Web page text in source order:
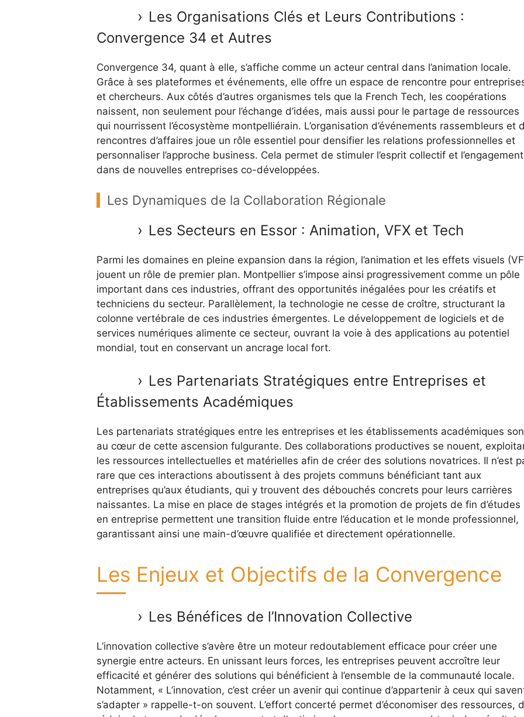
Les Organisations Clés et Leurs Contributions :
Convergence 34 et Autres
Convergence 34, quant à elle, s’affiche comme un acteur central dans l’animation locale.
Grâce à ses plateformes et événements, elle offre un espace de rencontre pour
et chercheurs. Aux côtés d’autres organismes tels que la French Tech, les coopérations
naissent, non seulement pour l’échange d’idées, mais aussi pour le partage de ressources
qui nourrissent l’écosystème montpelliérain. L’organisation d’événements rassembleurs et
rencontres d’affaires joue un rôle essentiel pour densifier les relations professionnelles et
personnaliser l’approche business. Cela permet de stimuler l’esprit collectif et l’engagement
dans de nouvelles entreprises co-développées.
Les Dynamiques de la Collaboration Régionale
Les Secteurs en Essor : Animation, VFX et Tech
Parmi les domaines en pleine expansion dans la région, l’animation et les effets visuels
jouent un rôle de premier plan. Montpellier s’impose ainsi progressivement comme un pôle
important dans ces industries, offrant des opportunités inégalées pour les créatifs et
techniciens du secteur. Parallèlement, la technologie ne cesse de croître, structurant la
colonne vertébrale de ces industries émergentes. Le développement de logiciels et de
services numériques alimente ce secteur, ouvrant la voie à des applications au potentiel
mondial, tout en conservant un ancrage local fort.
Les Partenariats Stratégiques entre Entreprises et
Établissements Académiques
Les partenariats stratégiques entre les entreprises et les établissements académiques
au cœur de cette ascension fulgurante. Des collaborations productives se nouent,
les ressources intellectuelles et matérielles afin de créer des solutions novatrices. Il n’est
rare que ces interactions aboutissent à des projets communs bénéficiant tant aux
entreprises qu’aux étudiants, qui y trouvent des débouchés concrets pour leurs carrières
naissantes. La mise en place de stages intégrés et la promotion de projets de fin d’études
en entreprise permettent une transition fluide entre l’éducation et le monde professionnel,
garantissant ainsi une main-d’œuvre qualifiée et directement opérationnelle.
Les Enjeux et Objectifs de la Convergence
Les Bénéfices de l’Innovation Collective
L’innovation collective s’avère être un moteur redoutablement efficace pour créer une
synergie entre acteurs. En unissant leurs forces, les entreprises peuvent accroître leur
efficacité et générer des solutions qui bénéficient à l’ensemble de la communauté locale.
Notamment, « L’innovation, c’est créer un avenir qui continue d’appartenir à ceux qui
s’adapter » rappelle-t-on souvent. L’effort concerté permet d’économiser des ressources,